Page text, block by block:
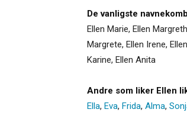
De vanligste
Ellen Marie, Ellen
Margrete, Ellen Irene,
Karine, Ellen Anita
Andre som liker Ellen
Ella, Eva, Frida, Alma,